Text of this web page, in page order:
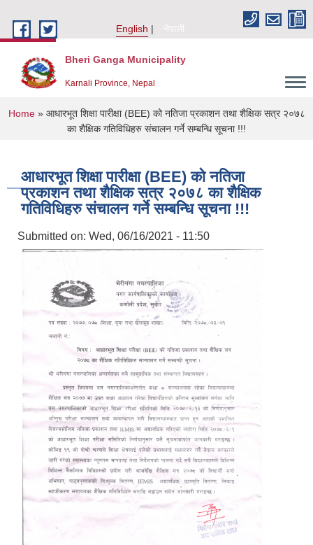
English
नेपाली
Bheri Ganga Municipality
Karnali Province, Nepal
You are here
Home» आधारभूत शिक्षा पारीक्षा (BEE) को नतिजा प्रकाशन तथा शैक्षिक सत्र २०७८
का शैक्षिक गतिविधिहरु संचालन गर्ने सम्बन्धि सूचना !!!
आधारभूत शिक्षा पारीक्षा (BEE) को नतिजा
प्रकाशन तथा शैक्षिक सत्र २०७८ का शैक्षिक
गतिविधिहरु संचालन गर्ने सम्बन्धि सूचना !!!
Submitted on: Wed, 06/16/2021 - 11:50